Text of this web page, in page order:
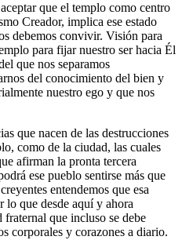
que el templo como centro
Creador, implica ese estado
debemos convivir. Visión para
para fijar nuestro ser hacia Él
que nos separamos
del conocimiento del bien y
nuestro ego y que nos
que nacen de las destrucciones
como de la ciudad, las cuales
afirman la pronta tercera
ese pueblo sentirse más que
entendemos que esa
lo que desde aquí y ahora
fraternal que incluso se debe
corporales y corazones a diario.